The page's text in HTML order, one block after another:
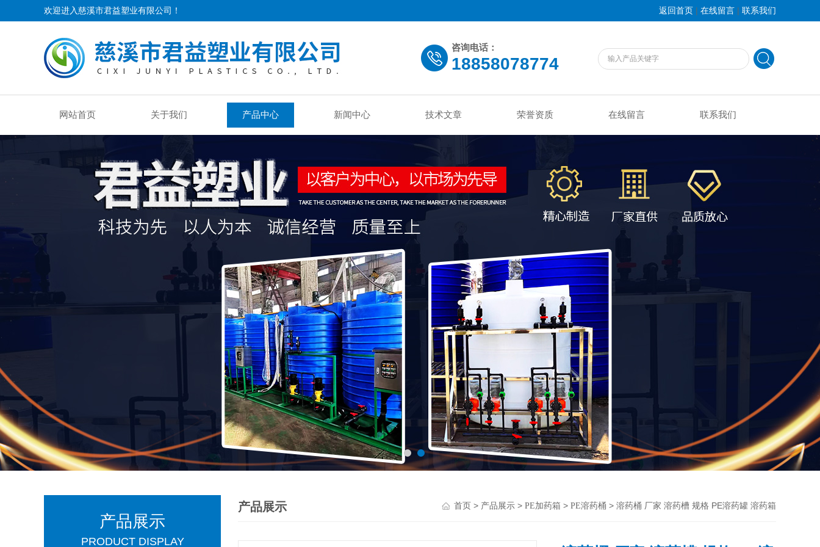
欢迎进入慈溪市君益塑业有限公司！ 返回首页 | 在线留言 | 联系我们
咨询电话：
18858078774
网站首页 关于我们 产品中心 新闻中心 技术文章 荣誉资质 在线留言 联系我们
产品展示
PRODUCT DISPLAY
产品展示 首页 > 产品展示 > PE加药箱 > PE溶药桶 > 溶药桶 厂家 溶药槽 规格 PE溶药罐 溶药箱